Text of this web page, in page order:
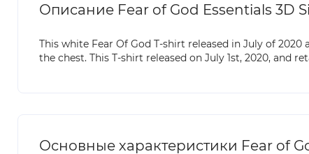
Описание Fear of God Essentials 3D
This white Fear Of God T-shirt released in July of
the chest. This T-shirt released on July 1st, 2020, and
Основные характеристики Fear of